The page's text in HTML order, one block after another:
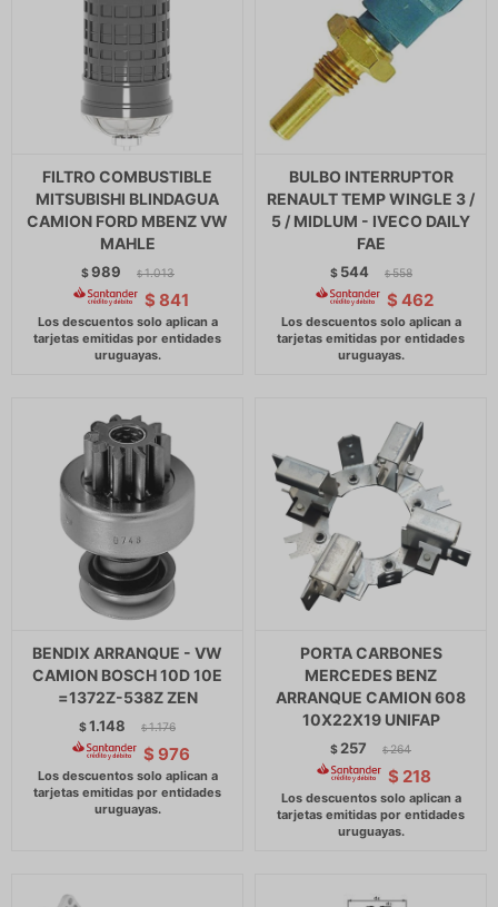
FILTRO COMBUSTIBLE
MITSUBISHI BLINDAGUA
CAMION FORD MBENZ VW
MAHLE
$989 $ 1.013
$ 841
BULBO INTERRUPTOR
RENAULT TEMP WINGLE 3 /
5 / MIDLUM - IVECO DAILY
FAE
$ 544 $ 558
$ 462
BENDIX ARRANQUE - VW
CAMION BOSCH 10D 10E
=1372Z-538Z ZEN
$1.148 $ 1.176
$ 976
PORTA CARBONES
MERCEDES BENZ
ARRANQUE CAMION 608
10X22X19 UNIFAP
$ 257 $ 264
$ 218